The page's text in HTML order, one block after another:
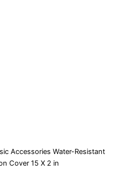
Accessories Water-Resistant
Cover 15 X 2 in